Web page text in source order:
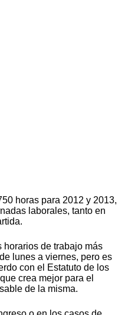
horas para 2012 y 2013,
laborales, tanto en
horarios de trabajo más
lunes a viernes, pero es
con el Estatuto de los
crea mejor para el
de la misma.